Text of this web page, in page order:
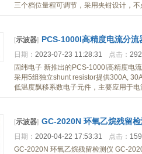
三个档位量程可调节，采用夹钳设计，
[示波器] PCS-1000I高精度电流分流
日期： 2023-07-23 11:28:31 点击：
固纬电子 新推出的PCS-1000I高精度电
采用5组独立shunt resistor提供300A,
低温度飘移系数电子元件，主要应用于电
[示波器] GC-2020N 环氧乙烷残留
日期： 2020-04-22 17:53:31 点击：
GC-2020N 环氧乙烷残留检测仪 GC-